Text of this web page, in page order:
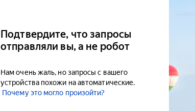
Подтвердите, что запросы
отправляли вы, а не робот
Нам очень жаль, но запросы с вашего
устройства похожи на автоматические.
Почему это могло произойти?